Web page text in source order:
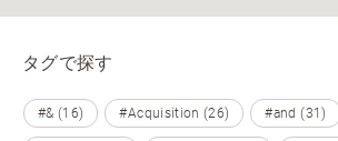
タグで探す
#& (16) #Acquisition (26) #and (31)